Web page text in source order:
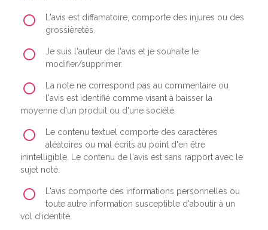
L'avis est diffamatoire, comporte des injures ou des
grossièretés.
Je suis l'auteur de l'avis et je souhaite le
modifier/supprimer.
La note ne correspond pas au commentaire ou
l'avis est identifié comme visant à baisser la
moyenne d'un produit ou d'une société.
Le contenu textuel comporte des caractères
aléatoires ou mal écrits au point d'en être
inintelligible. Le contenu de l'avis est sans rapport avec le
sujet noté.
L'avis comporte des informations personnelles ou
toute autre information susceptible d'aboutir à un
vol d'identité.